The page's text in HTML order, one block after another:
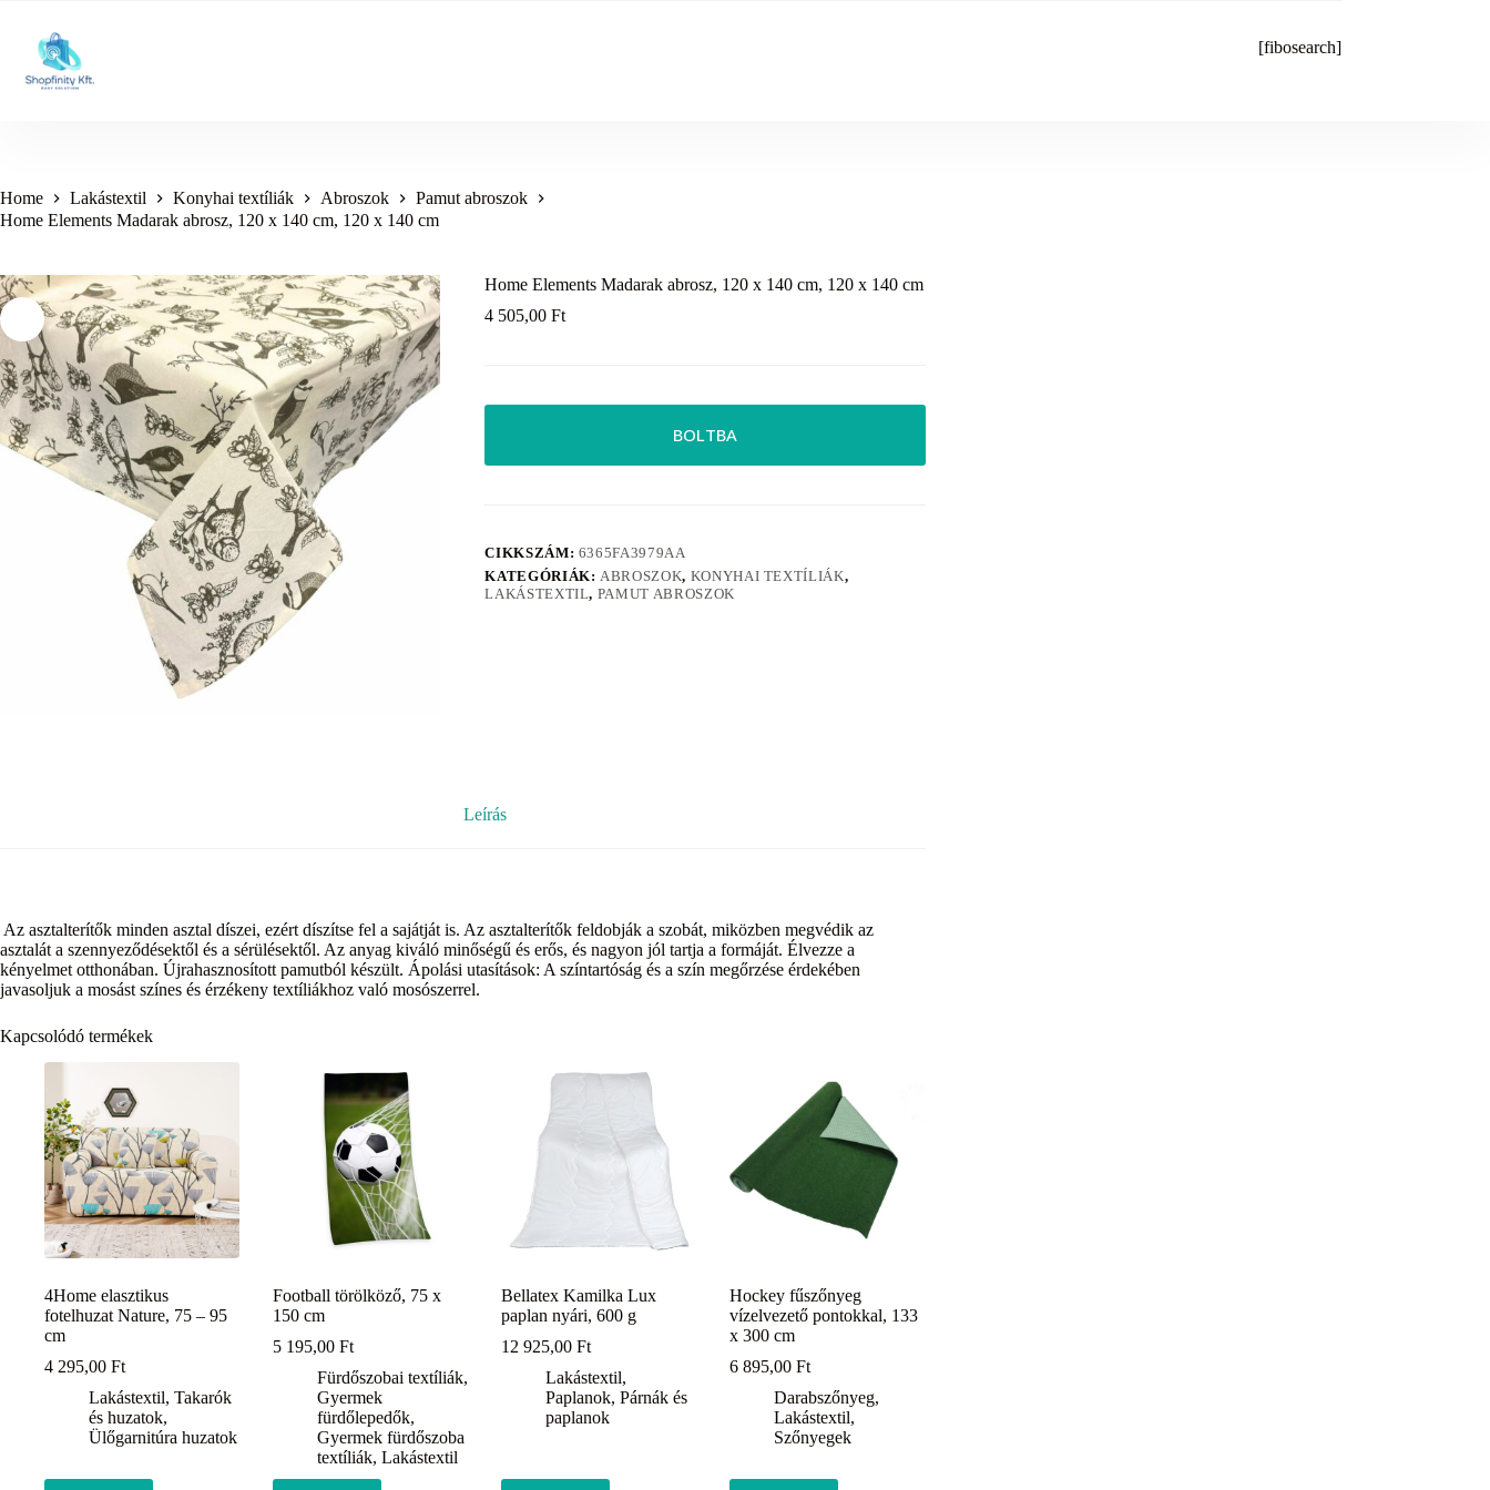
content
[fibosearch]
Home Lakástextil Konyhai textíliák Abroszok
Pamut abroszok
Home Elements Madarak abrosz, 120 x 140 cm, 120 x 140 cm
Home Elements Madarak abrosz, 120 x 140 cm, 120 x 140 cm
4 505,00Ft
BOLTBA
CIKKSZÁM: 6365FA3979AA
KATEGÓRIÁK: ABROSZOK, KONYHAI TEXTÍLIÁK,
LAKÁSTEXTIL, PAMUT ABROSZOK
Leírás
Az asztalterítők minden asztal díszei, ezért díszítse fel a sajátját is. Az asztalterítők feldobják a szobát, miközben megvédik az
asztalát a szennyeződésektől és a sérülésektől. Az anyag kiváló minőségű és erős, és nagyon jól tartja a formáját. Élvezze a
kényelmet otthonában. Újrahasznosított pamutból készült. Ápolási utasítások: A színtartóság és a szín megőrzése érdekében
javasoljuk a mosást színes és érzékeny textíliákhoz való mosószerrel.
Kapcsolódó termékek
4Home elasztikus
fotelhuzat Nature, 75 – 95
cm
4 295,00 Ft
Lakástextil, Takarók
és huzatok,
Ülőgarnitúra huzatok
Football törölköző, 75 x
150 cm
5 195,00Ft
Fürdőszobai textíliák,
Gyermek
fürdőlepedők,
Gyermek fürdőszoba
textíliák,Lakástextil
Bellatex Kamilka Lux
paplan nyári, 600 g
12 925,00Ft
Lakástextil,
Paplanok,Párnák és
paplanok
Hockey fűszőnyeg
vízelvezető pontokkal, 133
x 300 cm
6 895,00Ft
Darabszőnyeg,
Lakástextil,
Szőnyegek